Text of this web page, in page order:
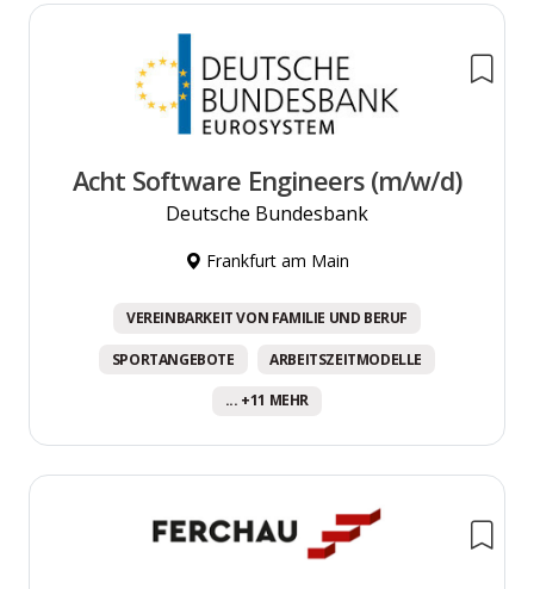
Acht Software Engineers (m/w/d)
Deutsche Bundesbank
Frankfurt am Main
VEREINBARKEIT VON FAMILIE UND BERUF
SPORTANGEBOTE ARBEITSZEITMODELLE
... +11 MEHR